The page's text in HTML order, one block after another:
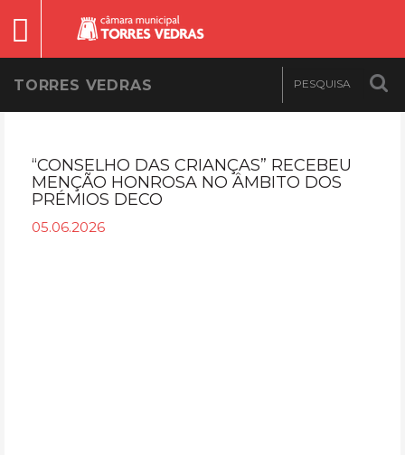
TORRES VEDRAS
“CONSELHO DAS CRIANÇAS” RECEBEU
MENÇÃO HONROSA NO ÂMBITO DOS
PRÉMIOS DECO
05.06.2026